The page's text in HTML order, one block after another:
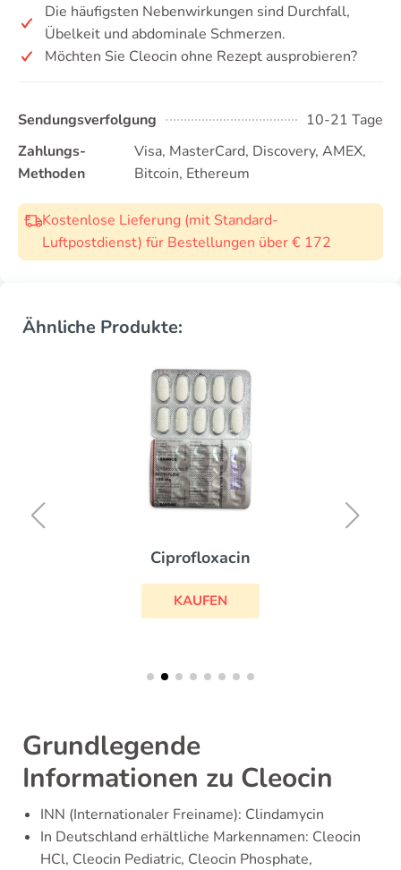
Die häufigsten Nebenwirkungen sind Durchfall,
Übelkeit und abdominale Schmerzen.
Möchten Sie Cleocin ohne Rezept ausprobieren?
Sendungsverfolgung
10-21 Tage
Zahlungs-
Methoden
Visa, MasterCard, Discovery, AMEX,
Bitcoin, Ethereum
Kostenlose Lieferung (mit Standard-
Luftpostdienst) für Bestellungen über € 172
Ähnliche Produkte:
Ciprofloxacin
KAUFEN
Grundlegende
Informationen zu Cleocin
INN (Internationaler Freiname): Clindamycin
In Deutschland erhältliche Markennamen: Cleocin
HCl, Cleocin Pediatric, Cleocin Phosphate,